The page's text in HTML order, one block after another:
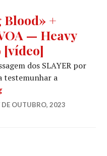
Blood» +
— Heavy
[vídeo]
dos SLAYER por
testemunhar a
SLAYER: «Raining Blood»
DE OUTUBRO, 2023